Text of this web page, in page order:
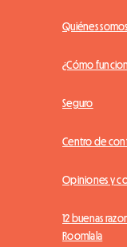
Quiénes somos
¿Cómo
Seguro
Centro de
Opiniones y
12 buenas
Roomlala